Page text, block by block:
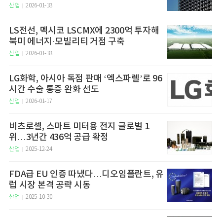
산업 2026-01-18
LS전선, 멕시코 LSCMX에 2300억 투자해
북미 에너지·모빌리티 거점 구축
산업 2026-01-18
LG화학, 아시아 독점 판매 ‘엑스파렐’로 96
시간 수술 통증 완화 선도
산업 2026-01-17
비츠로셀, 스마트 미터용 전지 글로벌 1
위…3년간 436억 공급 확정
산업 2025-12-24
FDA급 EU 인증 따냈다…디오임플란트, 유
럽 시장 본격 공략 시동
산업 2025-10-30